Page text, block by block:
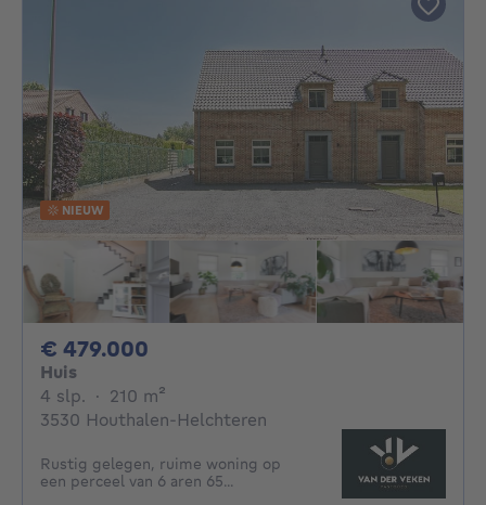
NIEUW
€ 479.000
Huis
4 slp. 4 slaapkamers
· 210 m²
3530 Houthalen-Helchteren
Rustig gelegen, ruime woning op
een perceel van 6 aren 65...